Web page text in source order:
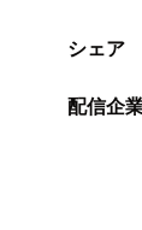
シェア
配信企